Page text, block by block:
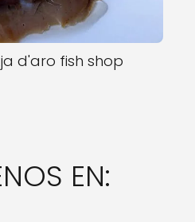
d'aro fish shop
EN: